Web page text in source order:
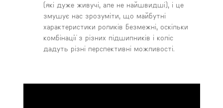
(які дуже живучі, але не найшвидші), і це
змушує нас зрозуміти, що майбутні
характеристики роликів безмежні, оскільки
комбінації з різних підшипників і коліс
дадуть різні перспективні можливості.